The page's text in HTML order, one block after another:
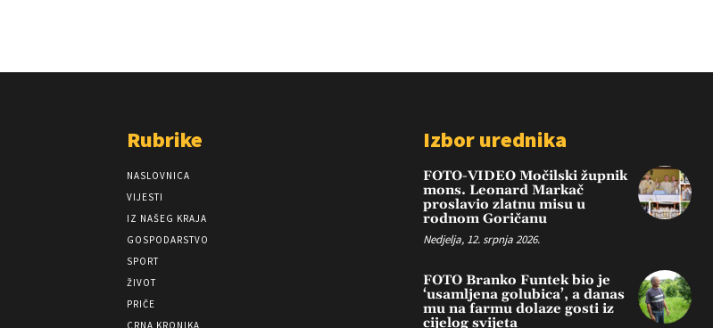
Rubrike
NASLOVNICA
VIJESTI
IZ NAŠEG KRAJA
GOSPODARSTVO
SPORT
ŽIVOT
PRIČE
CRNA KRONIKA
Izbor urednika
FOTO-VIDEO Močilski župnik
mons. Leonard Markač
proslavio zlatnu misu u
rodnom Goričanu
Nedjelja, 12. srpnja 2026.
FOTO Branko Funtek bio je
‘usamljena golubica’, a danas
mu na farmu dolaze gosti iz
cijelog svijeta